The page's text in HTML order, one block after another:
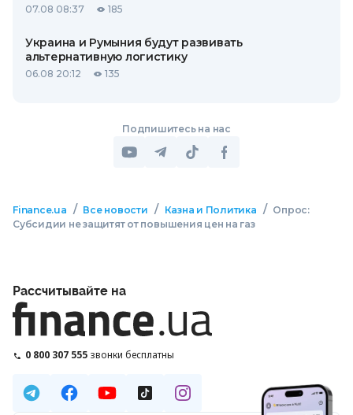
07.08 08:37 185
Украина и Румыния будут развивать
альтернативную логистику
06.08 20:12 135
Подпишитесь на нас
Finance.ua / Все новости / Казна и Политика / Опрос:
Субсидии не защитят от повышения цен на газ
Рассчитывайте на
0 800 307 555 звонки бесплатны